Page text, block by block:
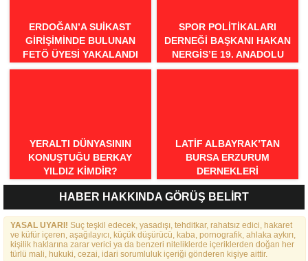
ERDOĞAN’A SUIKAST
GIRIŞIMINDE BULUNAN
FETÖ ÜYESI YAKALANDI
SPOR POLITIKALARI
DERNEĞI BAŞKANI HAKAN
NERGIS’E 19. ANADOLU
SPOR ÖDÜLLERI’NDE
YERALTI DÜNYASININ
KONUŞTUĞU BERKAY
YILDIZ KIMDIR?
LATIF ALBAYRAK’TAN
BURSA ERZURUM
DERNEKLERI
FEDERASYONU İÇIN 25
MADDELIK BÜYÜK VIZYON:
“DAHA GÜÇLÜ, DAHA ETKIN,
DAHA KAPSAYICI BIR
FEDERASYON İÇIN YOLA
ÇIKTIK”
HABER HAKKINDA GÖRÜŞ BELİRT
YASAL UYARI! Suç teşkil edecek, yasadışı, tehditkar, rahatsız edici, hakaret
ve küfür içeren, aşağılayıcı, küçük düşürücü, kaba, pornografik, ahlaka aykırı,
kişilik haklarına zarar verici ya da benzeri niteliklerde içeriklerden doğan her
türlü mali, hukuki, cezai, idari sorumluluk içeriği gönderen kişiye aittir.